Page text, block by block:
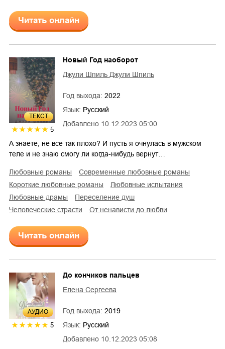
Читать онлайн
ТЕКСТ
5
Добавлено 10.12.2023 05:00
Новый Год наоборот
Джули Шпиль Джули Шпиль
Год выхода: 2022
Язык: Русский
А знаете, не все так плохо? И пусть я очнулась в мужском
теле и не знаю смогу ли когда-нибудь вернут…
любовные романы
современные любовные романы
короткие любовные романы
любовные испытания
любовные драмы
переселение душ
человеческие страсти
от ненависти до любви
Читать онлайн
AУДИО
5
Добавлено 10.12.2023 05:08
До кончиков пальцев
Елена Сергеева
Год выхода: 2019
Язык: Русский